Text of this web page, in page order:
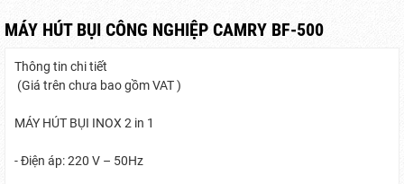
MÁY HÚT BỤI CÔNG NGHIỆP CAMRY BF-500
Thông tin chi tiết
(Giá trên chưa bao gồm VAT )
MÁY HÚT BỤI INOX 2 in 1
- Điện áp: 220 V – 50Hz